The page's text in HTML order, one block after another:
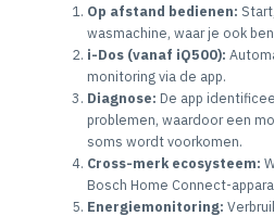
Op afstand bedienen:
wasmachine, waar je ook
i-Dos (vanaf iQ500):
monitoring via de app.
Diagnose: De app
problemen, waardoor een
soms wordt voorkomen.
Cross-merk ecosysteem:
Bosch Home Connect-
Energiemonitoring: